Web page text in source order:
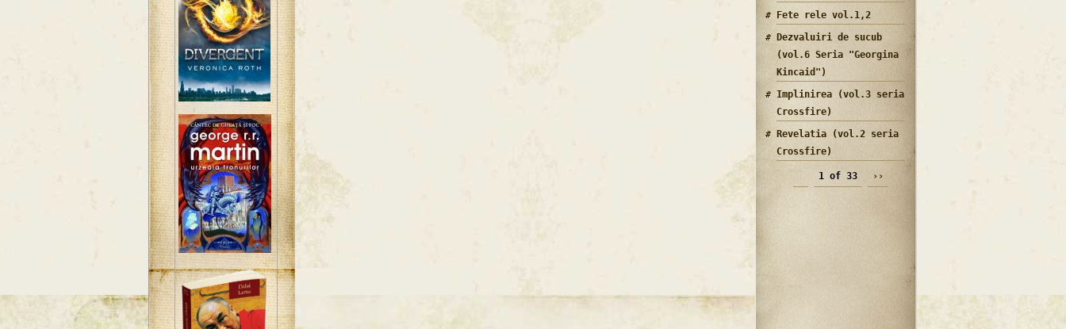
Fete rele vol.1,2
Dezvaluiri de sucub
(vol.6 Seria "Georgina
Kincaid")
Implinirea (vol.3 seria
Crossfire)
Revelatia (vol.2 seria
Crossfire)
1 of 33 ››